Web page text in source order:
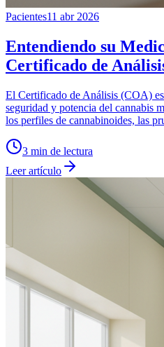
Pacientes11 abr 2026
Entendiendo su
Certificado de
El Certificado de Análisis (COA)
seguridad y potencia del cannabis
los perfiles de cannabinoides, las
3 min de lectura
Leer artículo